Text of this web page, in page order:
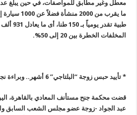
معطل وغير مطابق للمواصفات، في حين يبلغ
ما يقرب من2000
منشأة
طبية
المخلفات الخطرة بين 20 إلى 50
%.
* تأييد حبس زوجة “البلتاجي” 6 أشهر.. وبراءة نجله
قضت محكمة جنح مستأنف المعادي بالقاهرة،
عبد الجواد -زوجة عضو مجلس الشعب السابق